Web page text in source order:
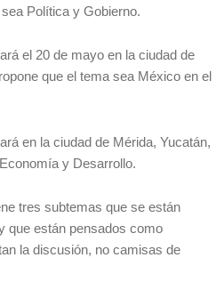
Política y Gobierno.
el 20 de mayo en la ciudad de
que el tema sea México en el
en la ciudad de Mérida, Yucatán,
y Desarrollo.
tres subtemas que se están
que están pensados como
la discusión, no camisas de